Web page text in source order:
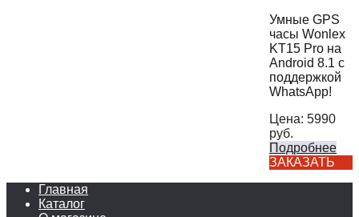
Умные GPS
часы Wonlex
KT15 Pro на
Android 8.1 с
поддержкой
WhatsApp!
Цена: 5990
руб.
Подробнее
ЗАКАЗАТЬ
Главная
Каталог